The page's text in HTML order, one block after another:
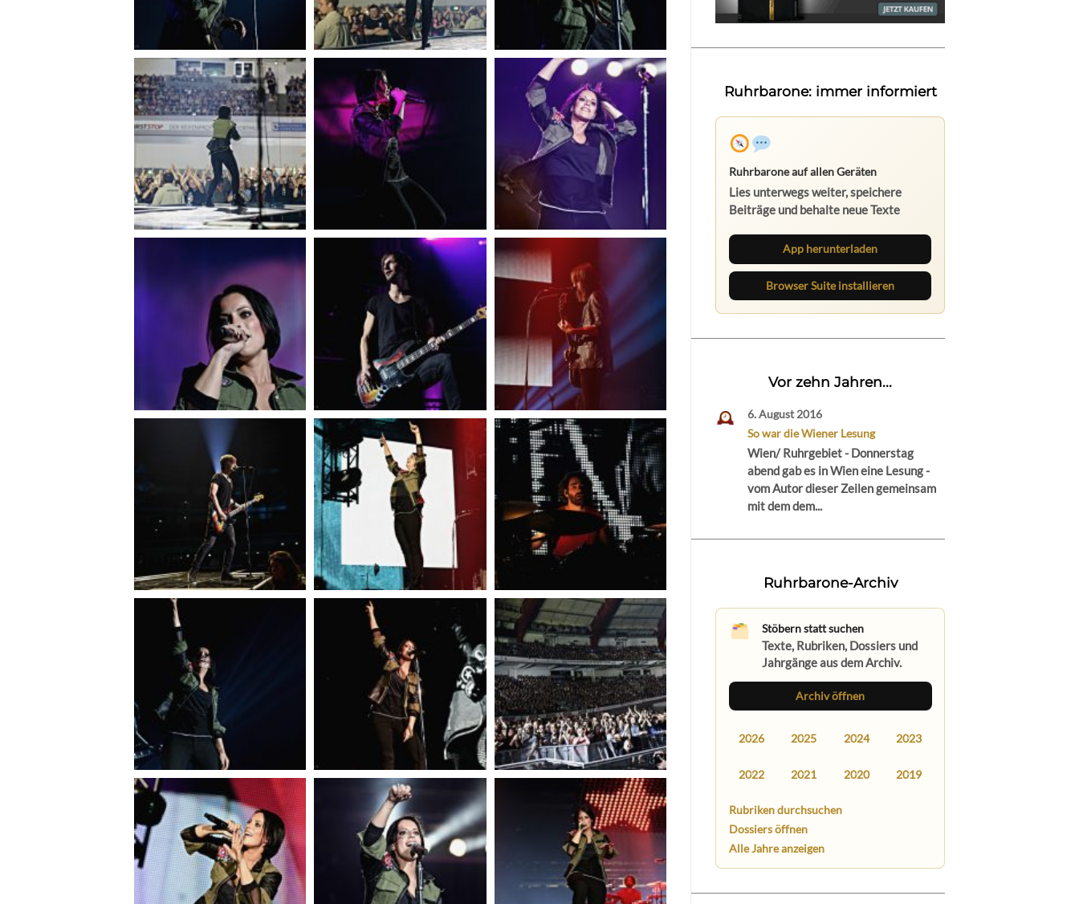
Ruhrbarone: immer informiert
App herunterladen
Browser Suite installieren
Vor zehn Jahren...
6. August 2016
So war die Wiener Lesung
Wien/ Ruhrgebiet - Donnerstag
abend gab es in Wien eine Lesung -
vom Autor dieser Zeilen gemeinsam
mit dem dem...
Ruhrbarone-Archiv
Stöbern statt suchen
Texte, Rubriken, Dossiers und
Jahrgänge aus dem Archiv.
Archiv öffnen
2026 2025 2024 2023
2022 2021 2020 2019
Rubriken durchsuchen
Dossiers öffnen
Alle Jahre anzeigen